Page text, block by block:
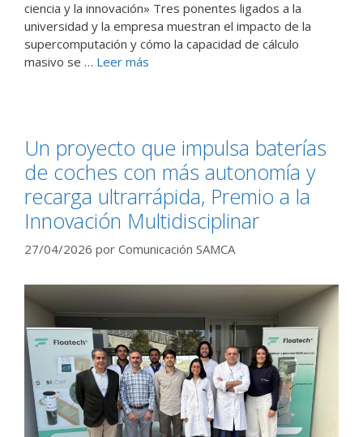
ciencia y la innovación» Tres ponentes ligados a la
universidad y la empresa muestran el impacto de la
supercomputación y cómo la capacidad de cálculo
masivo se … Leer más
Un proyecto que impulsa baterías
de coches con más autonomía y
recarga ultrarrápida, Premio a la
Innovación Multidisciplinar
27/04/2026 por Comunicación SAMCA